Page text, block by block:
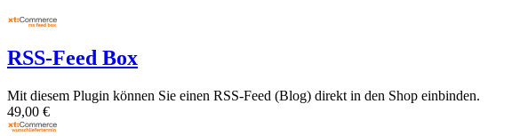
RSS-Feed Box
Mit diesem Plugin können Sie einen RSS-Feed (Blog) direkt in den Shop einbinden.
49,00 €